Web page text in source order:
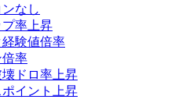
なし
プ率上昇
経験値倍率
倍率
ドロ率上昇
ポイント上昇